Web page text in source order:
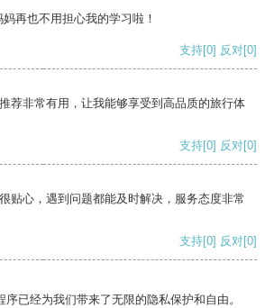
再也不用担心我的学习啦！
支持[0] 反对[0]
荐非常有用，让我能够享受到高品质的旅行体
支持[0] 反对[0]
贴心，遇到问题都能及时解决，服务态度非常
支持[0] 反对[0]
已经为我们带来了无限的隐私保护和自由。